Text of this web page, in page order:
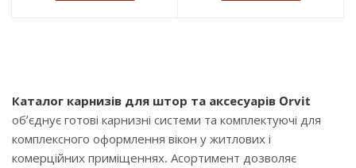
Каталог карнизів для штор та аксесуарів Orvit
об’єднує готові карнизні системи та комплектуючі для
комплексного оформлення вікон у житлових і
комерційних приміщеннях. Асортимент дозволяє